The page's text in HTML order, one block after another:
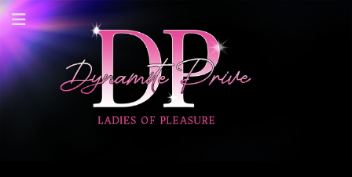
Dynamite Prive -
Privehuis Nieuwegein